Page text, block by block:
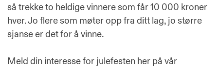
så trekke to heldige vinnere som får 10 000 kroner
hver. Jo flere som møter opp fra ditt lag, jo større
sjanse er det for å vinne.
Meld din interesse for julefesten her på vår